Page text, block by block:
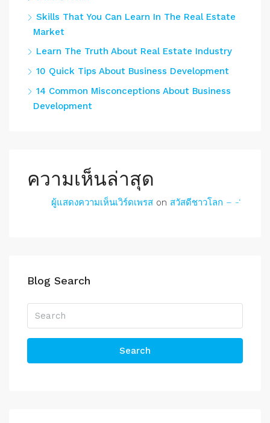
Skills That You Can Learn In The Real Estate
Market
Learn The Truth About Real Estate Industry
10 Quick Tips About Business Development
14 Common Misconceptions About Business
Development
ความเห็นล่าสุด
ผู้แสดงความเห็นเวิร์ดเพรส on สวัสดีชาวโลก – -‘
Blog Search
Search